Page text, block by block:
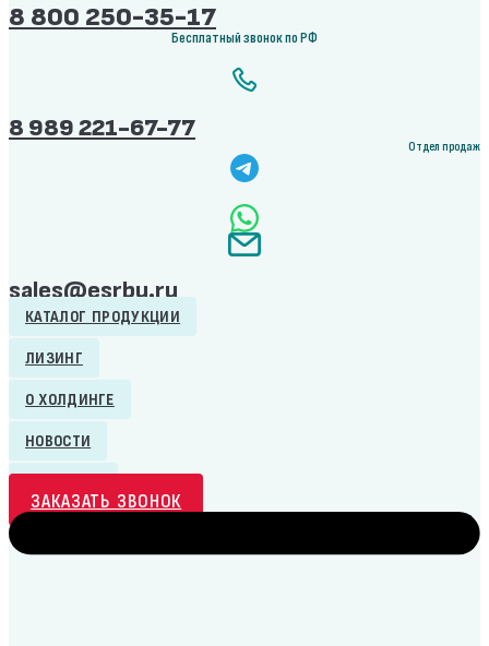
8 800 250-35-17
Бесплатный звонок по РФ
8 989 221-67-77
Отдел продаж
sales@esrbu.ru
КАТАЛОГ ПРОДУКЦИИ
ЛИЗИНГ
О ХОЛДИНГЕ
НОВОСТИ
ЗАКАЗАТЬ ЗВОНОК